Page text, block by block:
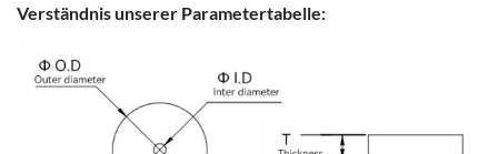
Verständnis unserer Parametertabelle: